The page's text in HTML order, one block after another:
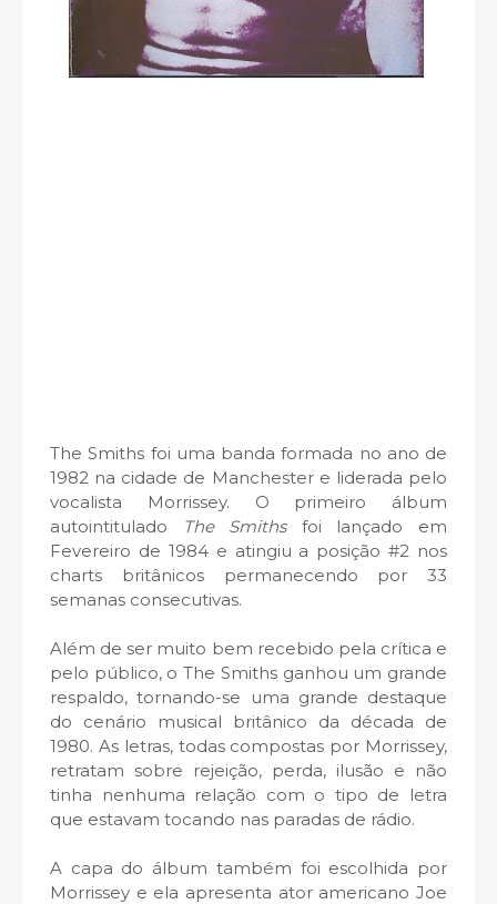
The Smiths foi uma banda formada no ano de
1982 na cidade de Manchester e liderada pelo
vocalista Morrissey. O primeiro álbum
autointitulado
The Smithsfoi lançado em
Fevereiro de 1984 e atingiu a posição #2 nos
charts britânicos permanecendo por 33
semanas consecutivas.
Além de ser muito bem recebido pela crítica e
pelo público, o The Smiths ganhou um grande
respaldo, tornando-se uma grande destaque
do cenário musical britânico da década de
1980. As letras, todas compostas por Morrissey,
retratam sobre rejeição, perda, ilusão e não
tinha nenhuma relação com o tipo de letra
que estavam tocando nas paradas de rádio.
A capa do álbum também foi escolhida por
Morrissey e ela apresenta ator americano Joe